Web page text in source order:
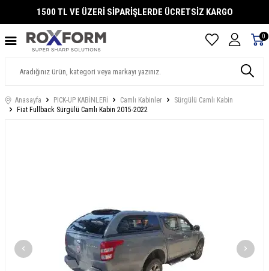
1500 TL VE ÜZERİ SİPARİŞLERDE ÜCRETSİZ KARGO
0
Anasayfa PICK-UP KABİNLERİ Camlı Kabinler
Sürgülü Camlı Kabin
Fiat Fullback Sürgülü Camlı Kabin 2015-2022